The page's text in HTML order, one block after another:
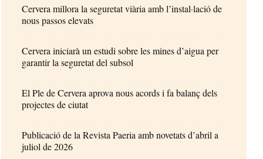
Cervera millora la seguretat viària amb l’instal·lació de
nous passos elevats
Cervera iniciarà un estudi sobre les mines d’aigua per
garantir la seguretat del subsol
El Ple de Cervera aprova nous acords i fa balanç dels
projectes de ciutat
Publicació de la Revista Paeria amb novetats d’abril a
juliol de 2026